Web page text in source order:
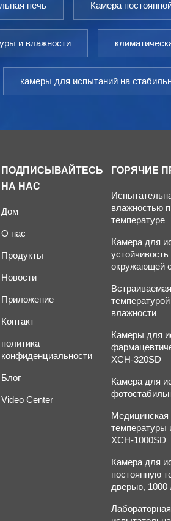
печь Камера
и влажности
камеры для испытаний на
ПОДПИСЫВАЙТЕСЬ
НА НАС
Дом
О нас
Продукты
Новости
Приложение
Контакт
политика
конфиденциальности
Блог
Video Center
ГОРЯЧИЕ
влажностью
температуре
Камера для
окружающей
влажности
Камеры для
XCH-320SD
Камера для
Медицинская
температуры
XCH-1000SD
Камера для
постоянную
дверью, 1000